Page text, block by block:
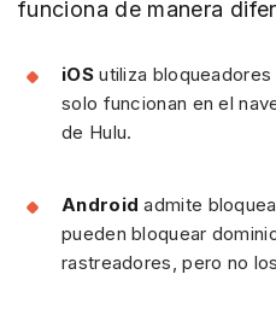
funciona de manera
iOSutiliza bloqueadores
solo funcionan en el
de Hulu.
Android admite
pueden bloquear
rastreadores, pero no